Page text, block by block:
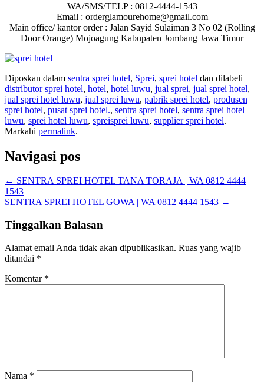
WA/SMS/TELP : 0812-4444-1543
Email : orderglamourehome@gmail.com
Main office/ kantor order : Jalan Sayid Sulaiman 3 No 02 (Rolling
Door Orange) Mojoagung Kabupaten Jombang Jawa Timur
Diposkan dalam sentra sprei hotel, Sprei, sprei hotel dan dilabeli
distributor sprei hotel, hotel, hotel luwu, jual sprei, jual sprei hotel,
jual sprei hotel luwu, jual sprei luwu, pabrik sprei hotel, produsen
sprei hotel, pusat sprei hotel., sentra sprei hotel, sentra sprei hotel
luwu, sprei hotel luwu, spreisprei luwu, supplier sprei hotel.
Markahi permalink.
Navigasi pos
← SENTRA SPREI HOTEL TANA TORAJA | WA 0812 4444
1543
SENTRA SPREI HOTEL GOWA | WA 0812 4444 1543 →
Tinggalkan Balasan
Alamat email Anda tidak akan dipublikasikan. Ruas yang wajib
ditandai *
Komentar *
Nama *